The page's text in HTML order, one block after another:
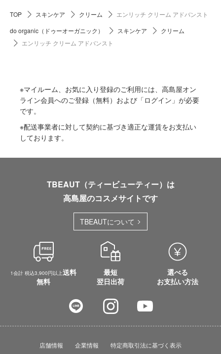
TOP スキンケア クリーム
エンリッチ クリーム アドバンスト
do organic（ドゥーオーガニック）
スキンケア
クリーム
エンリッチ クリーム アドバンスト
※マイルーム、お気に入り登録のご利用には、高島屋オン
ライン会員へのご登録（無料）および「ログイン」が必要
です。
※配送事業者に対して契約に基づき適正な運賃をお支払い
しております。
TBEAUT（ティービューティー）は
高島屋のコスメサイトです
TBEAUTについて
1会計 税込3,900円以上送料
無料
最短
翌日出荷
選べる
お支払い方法
店舗情報 企業情報
特定商取引法に基づく表示